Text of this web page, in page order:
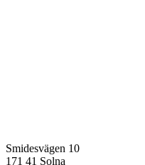
Smidesvägen 10
171 41 Solna